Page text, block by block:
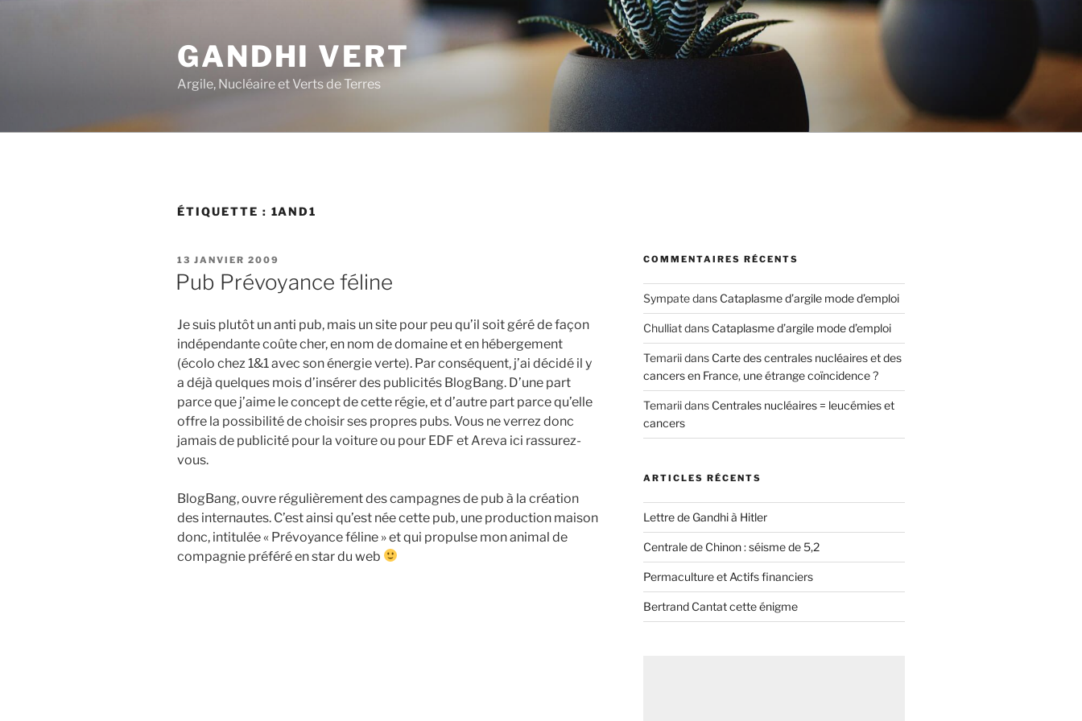
GANDHI VERT
Argile, Nucléaire et Verts de Terres
ÉTIQUETTE : 1AND1
PUBLIÉ
LE
13 JANVIER 2009
Pub Prévoyance féline
Je suis plutôt un anti pub, mais un site pour peu qu’il soit géré de façon
indépendante coûte cher, en nom de domaine et en hébergement
(écolo chez 1&1 avec son énergie verte). Par conséquent, j’ai décidé il y
a déjà quelques mois d’insérer des publicités BlogBang. D’une part
parce que j’aime le concept de cette régie, et d’autre part parce qu’elle
offre la possibilité de choisir ses propres pubs. Vous ne verrez donc
jamais de publicité pour la voiture ou pour EDF et Areva ici rassurez-
vous.
BlogBang, ouvre régulièrement des campagnes de pub à la création
des internautes. C’est ainsi qu’est née cette pub, une production maison
donc, intitulée « Prévoyance féline » et qui propulse mon animal de
compagnie préféré en star du web
COMMENTAIRES RÉCENTS
Sympatedans Cataplasme d’argile mode d’emploi
Chulliatdans Cataplasme d’argile mode d’emploi
Temariidans Carte des centrales nucléaires et des
cancers en France, une étrange coïncidence ?
Temariidans Centrales nucléaires = leucémies et
cancers
ARTICLES RÉCENTS
Lettre de Gandhi à Hitler
Centrale de Chinon : séisme de 5,2
Permaculture et Actifs financiers
Bertrand Cantat cette énigme